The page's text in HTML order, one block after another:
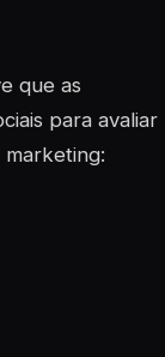
que as
para avaliar
marketing: